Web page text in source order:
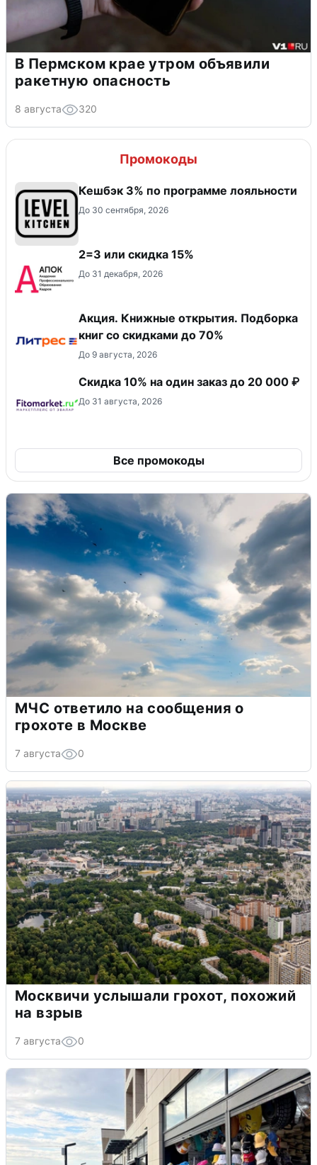
В Пермском крае утром объявили
ракетную опасность
8 августа 320
Промокоды
Кешбэк 3% по программе лояльности
До 30 сентября, 2026
2=3 или скидка 15%
До 31 декабря, 2026
Акция. Книжные открытия. Подборка
книг со скидками до 70%
До 9 августа, 2026
Скидка 10% на один заказ до 20 000 ₽
До 31 августа, 2026
Все промокоды
МЧС ответило на сообщения о
грохоте в Москве
7 августа 0
Москвичи услышали грохот, похожий
на взрыв
7 августа 0